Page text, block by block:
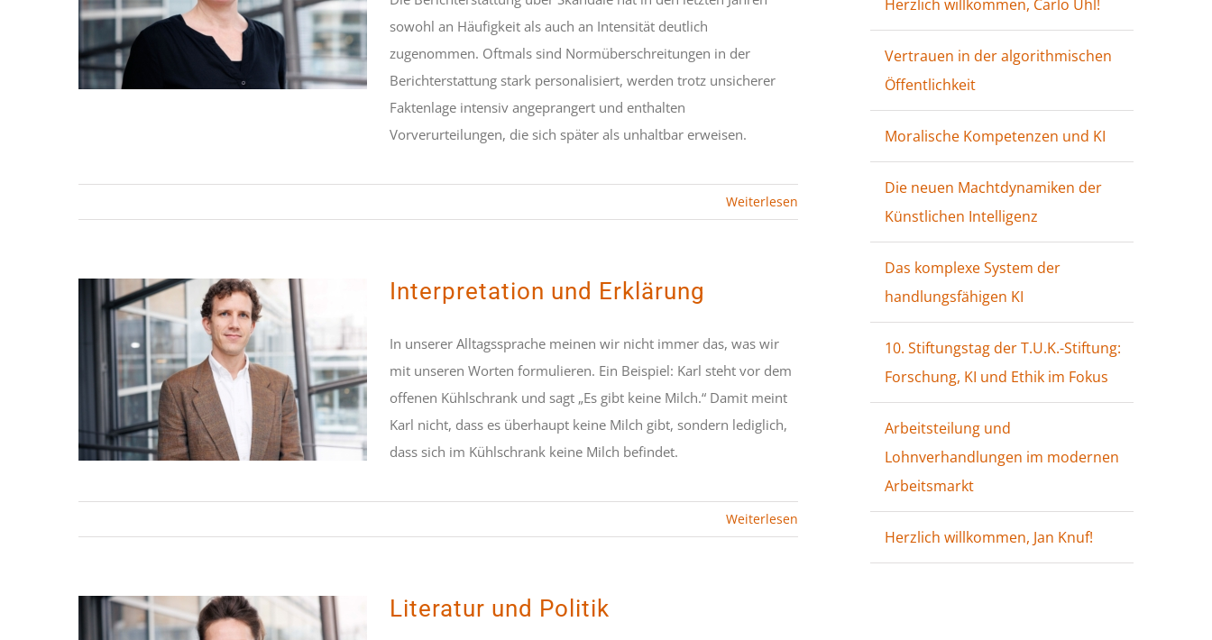
zeichnet die
Skandalbericht­erstattung
aus?
STIPENDIATEN
sowohl an Häufigkeit als auch an Intensität deutlich
zugenommen. Oftmals sind Normüberschreitungen in der
Berichterstattung stark personalisiert, werden trotz unsicherer
Faktenlage intensiv angeprangert und enthalten
Vorverurteilungen, die sich später als unhaltbar erweisen.
Weiterlesen
Interpretation und
Erklärung
STIPENDIATEN
Interpretation und Erklärung
In unserer Alltagssprache meinen wir nicht immer das, was wir
mit unseren Worten formulieren. Ein Beispiel: Karl steht vor dem
offenen Kühlschrank und sagt „Es gibt keine Milch.“ Damit meint
Karl nicht, dass es überhaupt keine Milch gibt, sondern lediglich,
dass sich im Kühlschrank keine Milch befindet.
Weiterlesen
Literatur und Politik
Herzlich willkommen, Carlo Uhl!
Vertrauen in der algorithmischen
Öffentlichkeit
Moralische Kompetenzen und KI
Die neuen Machtdynamiken der
Künstlichen Intelligenz
Das komplexe System der
handlungsfähigen KI
10. Stiftungstag der T.U.K.-Stiftung:
Forschung, KI und Ethik im Fokus
Arbeitsteilung und
Lohnverhandlungen im modernen
Arbeitsmarkt
Herzlich willkommen, Jan Knuf!